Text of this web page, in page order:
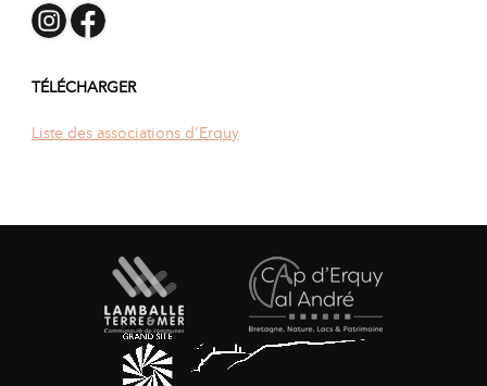
TÉLÉCHARGER
Liste des associations d'Erquy